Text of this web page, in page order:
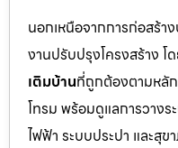
นอกเหนือจากการก่อสร้า
งานปรับปรุงโครงสร้าง
เติมบ้านที่ถูกต้องตามหลั
โทรม พร้อมดูแลการวาง
ไฟฟ้า ระบบประปา และสุ